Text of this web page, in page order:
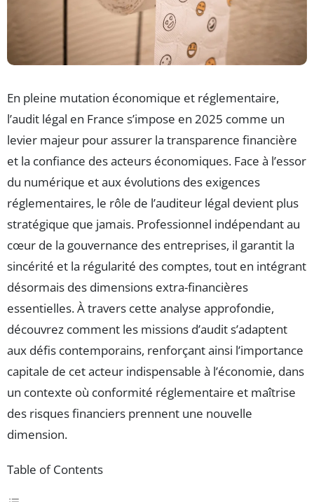
En pleine mutation économique et réglementaire,
l’audit légal en France s’impose en 2025 comme un
levier majeur pour assurer la transparence financière
et la confiance des acteurs économiques. Face à l’essor
du numérique et aux évolutions des exigences
réglementaires, le rôle de l’auditeur légal devient plus
stratégique que jamais. Professionnel indépendant au
cœur de la gouvernance des entreprises, il garantit la
sincérité et la régularité des comptes, tout en intégrant
désormais des dimensions extra-financières
essentielles. À travers cette analyse approfondie,
découvrez comment les missions d’audit s’adaptent
aux défis contemporains, renforçant ainsi l’importance
capitale de cet acteur indispensable à l’économie, dans
un contexte où conformité réglementaire et maîtrise
des risques financiers prennent une nouvelle
dimension.
Table of Contents